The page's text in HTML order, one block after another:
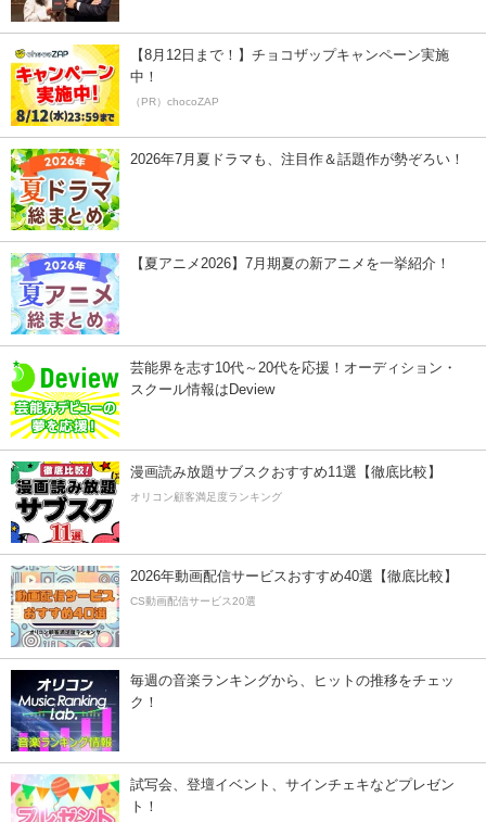
【8月12日まで！】チョコザップキャンペーン実施
中！
（PR）chocoZAP
2026年7月夏ドラマも、注目作＆話題作が勢ぞろい！
【夏アニメ2026】7月期夏の新アニメを一挙紹介！
芸能界を志す10代～20代を応援！オーディション・
スクール情報はDeview
漫画読み放題サブスクおすすめ11選【徹底比較】
オリコン顧客満足度ランキング
2026年動画配信サービスおすすめ40選【徹底比較】
CS動画配信サービス20選
毎週の音楽ランキングから、ヒットの推移をチェッ
ク！
試写会、登壇イベント、サインチェキなどプレゼン
ト！